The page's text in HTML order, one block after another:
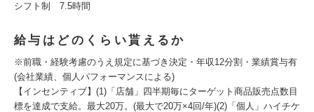
シフト制 7.5時間
給与はどのくらい貰えるか
※前職・経験考慮のうえ規定に基づき決定・年収12分割・業績賞与有
(会社業績、個人パフォーマンスによる)
【インセンティブ】(1)「店舗」四半期毎にターゲット商品販売点数目
標を達成で支給。最大20万。(最大で20万×4回/年)(2)「個人」ハイチケ